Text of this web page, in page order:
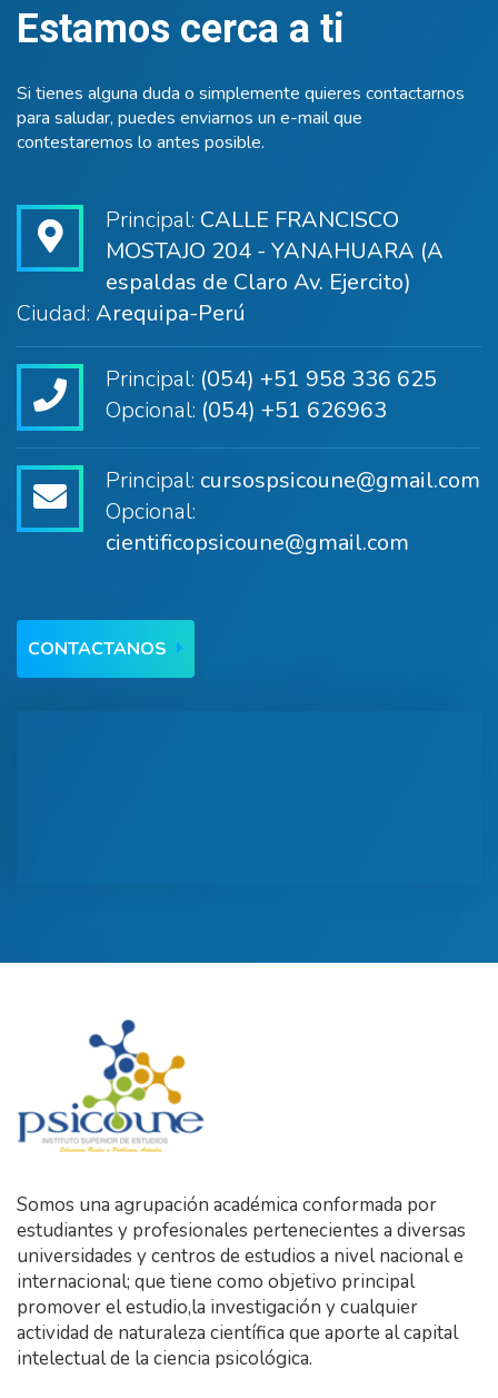
Estamos cerca a ti
Si tienes alguna duda o simplemente quieres contactarnos
para saludar, puedes enviarnos un e-mail que
contestaremos lo antes posible.
Principal: CALLE FRANCISCO
MOSTAJO 204 - YANAHUARA (A
espaldas de Claro Av. Ejercito)
Ciudad: Arequipa-Perú
Principal: (054) +51 958 336 625
Opcional: (054) +51 626963
Principal: cursospsicoune@gmail.com
Opcional:
cientificopsicoune@gmail.com
CONTACTANOS
Somos una agrupación académica conformada por
estudiantes y profesionales pertenecientes a diversas
universidades y centros de estudios a nivel nacional e
internacional; que tiene como objetivo principal
promover el estudio,la investigación y cualquier
actividad de naturaleza científica que aporte al capital
intelectual de la ciencia psicológica.